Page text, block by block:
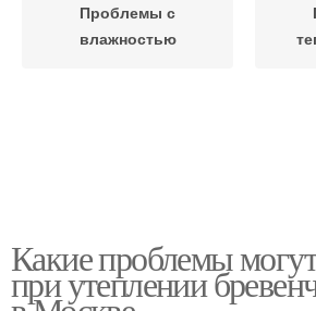
Проблемы с
влажностью
Какие проблемы
при утеплении